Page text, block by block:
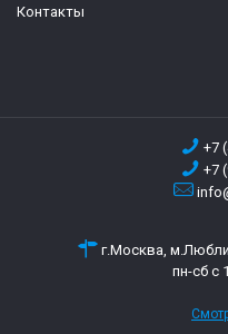
Контакты
+7
+7
г.Москва,
пн-сб с